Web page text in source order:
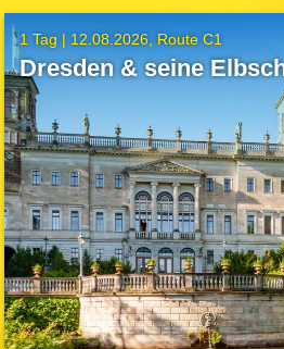
1 Tag | 12.08.2026 Route C1
Dresden & seine